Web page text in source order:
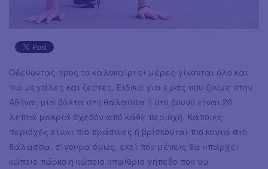
Οδεύοντας προς το καλοκαίρι οι μέρες γίνονται όλο και
πιο μεγάλες και ζεστές. Ειδικά για εμάς που ζούμε στην
Αθήνα, μια βόλτα στη θάλασσα ή στο βουνό είναι 20
λεπτά μακριά σχεδόν από κάθε περιοχή. Κάποιες
περιοχές είναι πιο πράσινες ή βρίσκονται πιο κοντά στη
θάλασσα, σίγουρα όμως, εκεί που μένεις θα υπάρχει
κάποιο πάρκο ή κάποιο υπαίθριο γήπεδο που να